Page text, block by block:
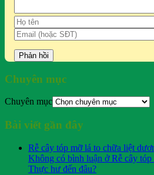
Chuyên mục
Chuyên mục
Bài viết gần đây
Rễ cây tóp mỡ lá to chữa liệt
Không có bình luận ở Rễ cây
Thực hư đến đâu?